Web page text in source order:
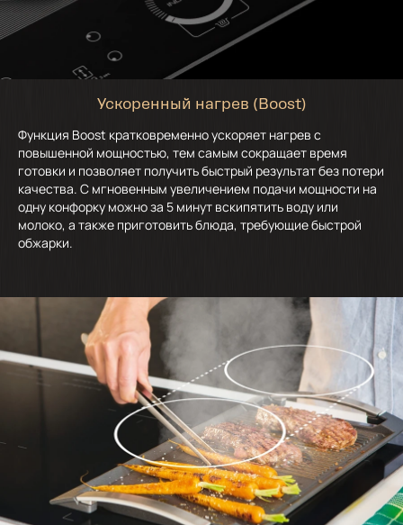
Ускоренный нагрев (Boost)
Функция Boost кратковременно ускоряет нагрев с
повышенной мощностью, тем самым сокращает время
готовки и позволяет получить быстрый результат без потери
качества. С мгновенным увеличением подачи мощности на
одну конфорку можно за 5 минут вскипятить воду или
молоко, а также приготовить блюда, требующие быстрой
обжарки.